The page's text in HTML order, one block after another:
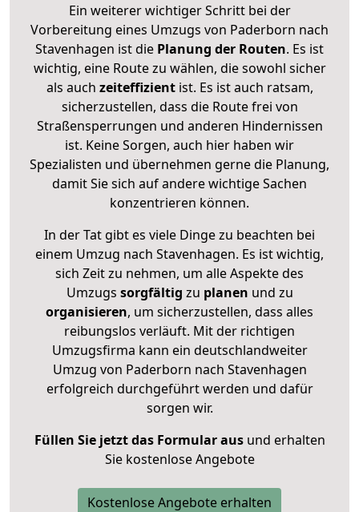
Ein weiterer wichtiger Schritt bei der
Vorbereitung eines Umzugs von Paderborn nach
Stavenhagen ist die Planung der Routen. Es ist
wichtig, eine Route zu wählen, die sowohl sicher
als auch zeiteffizientist. Es ist auch ratsam,
sicherzustellen, dass die Route frei von
Straßensperrungen und anderen Hindernissen
ist. Keine Sorgen, auch hier haben wir
Spezialisten und übernehmen gerne die Planung,
damit Sie sich auf andere wichtige Sachen
konzentrieren können.
In der Tat gibt es viele Dinge zu beachten bei
einem Umzug nach Stavenhagen. Es ist wichtig,
sich Zeit zu nehmen, um alle Aspekte des
Umzugs sorgfältig zu planen und zu
organisieren, um sicherzustellen, dass alles
reibungslos verläuft. Mit der richtigen
Umzugsfirma kann ein deutschlandweiter
Umzug von Paderborn nach Stavenhagen
erfolgreich durchgeführt werden und dafür
sorgen wir.
Füllen Sie jetzt das Formular ausund erhalten
Sie kostenlose Angebote
Kostenlose Angebote erhalten